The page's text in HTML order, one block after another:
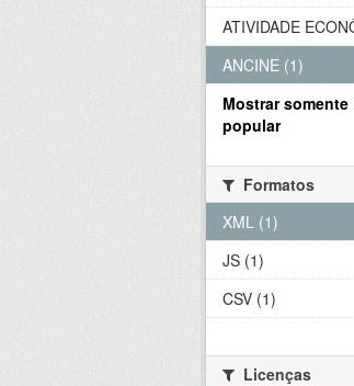
ATIVIDADE
ANCINE (1)
Mostrar
popular
Formatos
XML (1)
JS (1)
CSV (1)
Licenças